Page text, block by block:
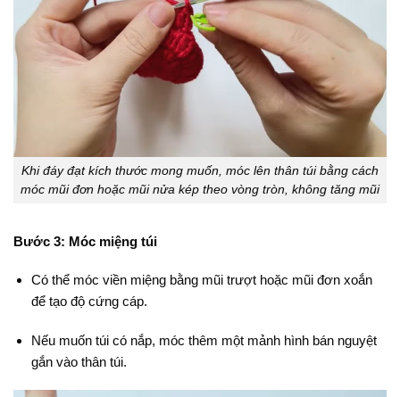
Khi đáy đạt kích thước mong muốn, móc lên thân túi bằng cách
móc mũi đơn hoặc mũi nửa kép theo vòng tròn, không tăng mũi
Bước 3: Móc miệng túi
Có thể móc viền miệng bằng mũi trượt hoặc mũi đơn xoắn
để tạo độ cứng cáp.
Nếu muốn túi có nắp, móc thêm một mảnh hình bán nguyệt
gắn vào thân túi.